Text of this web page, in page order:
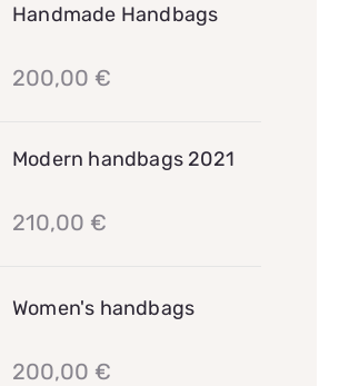
Handmade Handbags
200,00 €
Modern handbags 2021
210,00 €
Women's handbags
200,00 €